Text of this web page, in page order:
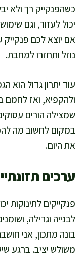
כשהפנקייק רך ולא
יכול לעזור, וגם
אם יוצא לכם
נוזל ותחזרו למחבת.
עוד יתרון גדול הוא
ולהקפיא, ואז לחמם
שמצילה הורים
במקום לחשוב מה
את היום.
ערכים
פנקייקים לתינוקות
לבנייה וגדילה,
בונה מתכון, אני
משולש יציב. ברגע